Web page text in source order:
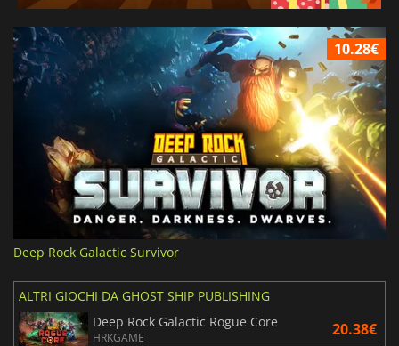
10.28€
Deep Rock Galactic Survivor
ALTRI GIOCHI DA GHOST SHIP PUBLISHING
Deep Rock Galactic Rogue Core
HRKGAME 20.38€